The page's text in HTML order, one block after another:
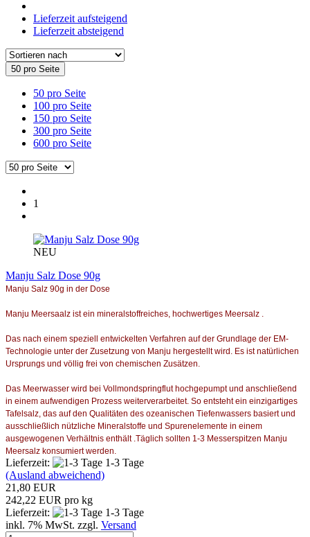
Lieferzeit aufsteigend
Lieferzeit absteigend
50 pro Seite
50 pro Seite
100 pro Seite
150 pro Seite
300 pro Seite
600 pro Seite
1
NEU
Manju Salz Dose 90g
Manju Salz 90g in der Dose
Manju Meersaalz ist ein mineralstoffreiches, hochwertiges Meersalz .
Das nach einem speziell entwickelten Verfahren auf der Grundlage der EM-
Technologie unter der Zusetzung von Manju hergestellt wird. Es ist natürlichen
Ursprungs und völlig frei von chemischen Zusätzen.
Das Meerwasser wird bei Vollmondspringflut hochgepumpt und anschließend
in einem aufwendigen Prozess weiterverarbeitet. So entsteht ein einzigartiges
Tafelsalz, das auf den Qualitäten des ozeanischen Tiefenwassers basiert und
ausschließlich nützliche Mineralstoffe und Spurenelemente in einem
ausgewogenen Verhältnis enthält .Täglich sollten 1-3 Messerspitzen Manju
Meersalz konsumiert werden.
Lieferzeit:
1-3 Tage
(Ausland abweichend)
21,80 EUR
242,22 EUR pro kg
Lieferzeit:
1-3 Tage
inkl. 7% MwSt. zzgl. Versand